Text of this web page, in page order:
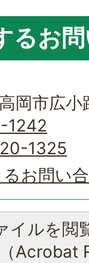
るお
岡市広
1242
1325
お問い
イルを閲
Acrobat